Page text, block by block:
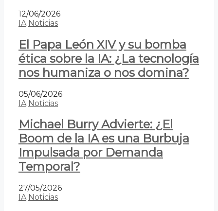
12/06/2026
IA Noticias
El Papa León XIV y su bomba
ética sobre la IA: ¿La tecnología
nos humaniza o nos domina?
05/06/2026
IA Noticias
Michael Burry Advierte: ¿El
Boom de la IA es una Burbuja
Impulsada por Demanda
Temporal?
27/05/2026
IA Noticias